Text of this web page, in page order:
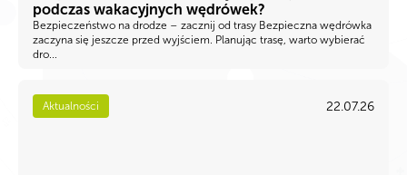
podczas wakacyjnych wędrówek?
Bezpieczeństwo na drodze – zacznij od trasy Bezpieczna wędrówka
zaczyna się jeszcze przed wyjściem. Planując trasę, warto wybierać
dro...
Aktualności 22.07.26